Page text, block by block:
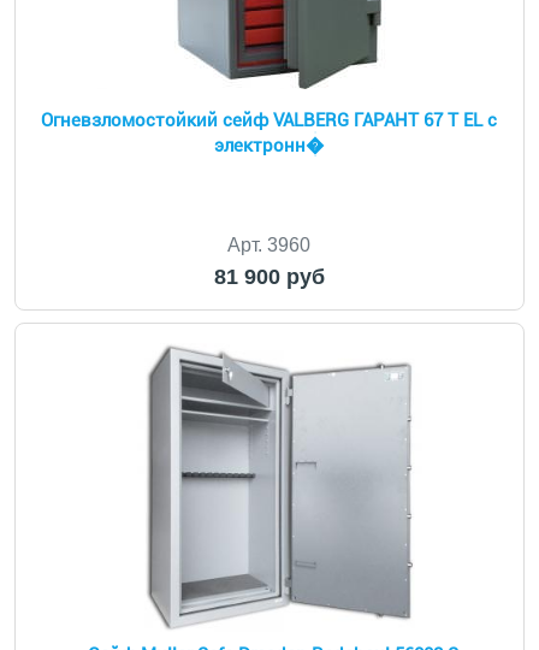
Огневзломостойкий сейф VALBERG ГАРАНТ 67 T EL с
электронн�
Арт. 3960
81 900 руб